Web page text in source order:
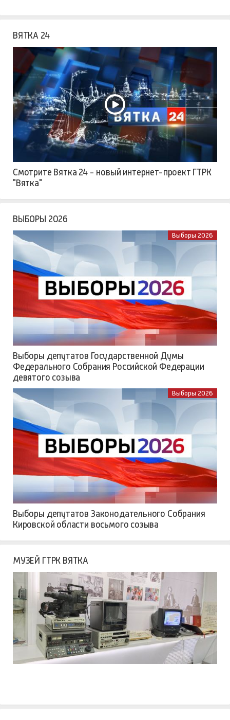
ВЯТКА 24
Смотрите Вятка 24 - новый интернет-проект ГТРК
"Вятка"
ВЫБОРЫ 2026
Выборы 2026
Выборы депутатов Государственной Думы
Федерального Собрания Российской Федерации
девятого созыва
Выборы 2026
Выборы депутатов Законодательного Собрания
Кировской области восьмого созыва
МУЗЕЙ ГТРК ВЯТКА